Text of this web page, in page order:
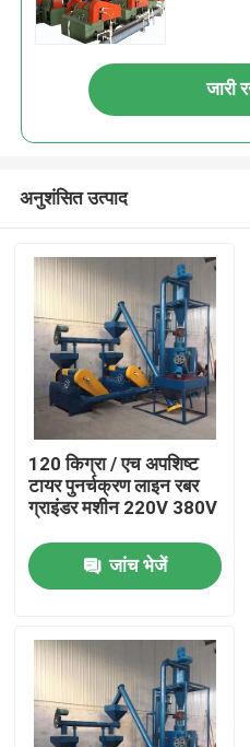
घर
उत्पादों
जारी
अनुशंसित उत्पाद
120 किग्रा / एच अपशिष्ट
टायर पुनर्चक्रण लाइन रबर
ग्राइंडर मशीन 220V 380V
जांच भेजें